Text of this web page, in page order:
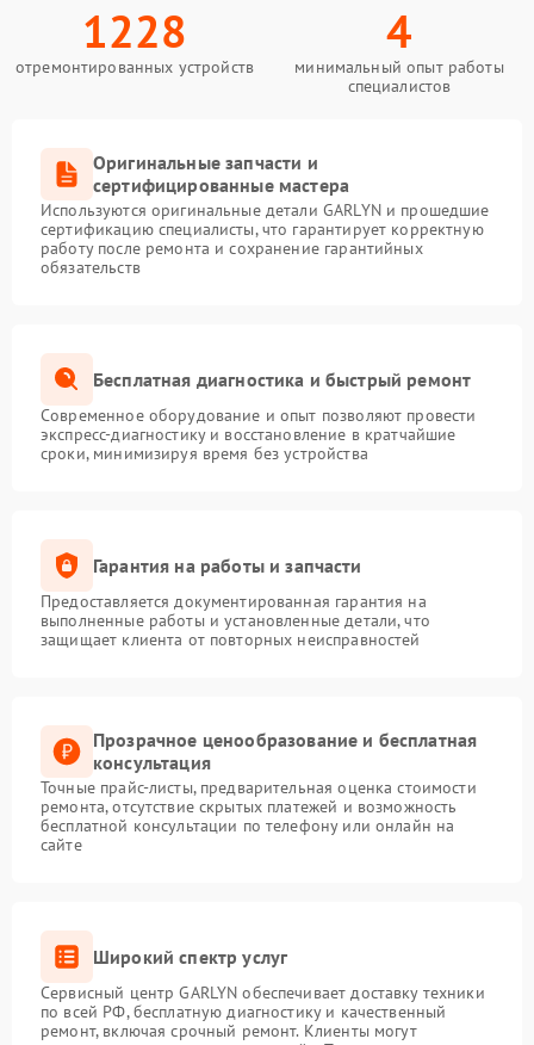
1228
отремонтированных устройств
4
минимальный опыт работы
специалистов
Оригинальные запчасти и
сертифицированные мастера
Используются оригинальные детали GARLYN и прошедшие
сертификацию специалисты, что гарантирует корректную
работу после ремонта и сохранение гарантийных
обязательств
Бесплатная диагностика и быстрый ремонт
Современное оборудование и опыт позволяют провести
экспресс-диагностику и восстановление в кратчайшие
сроки, минимизируя время без устройства
Гарантия на работы и запчасти
Предоставляется документированная гарантия на
выполненные работы и установленные детали, что
защищает клиента от повторных неисправностей
Прозрачное ценообразование и бесплатная
консультация
Точные прайс-листы, предварительная оценка стоимости
ремонта, отсутствие скрытых платежей и возможность
бесплатной консультации по телефону или онлайн на
сайте
Широкий спектр услуг
Сервисный центр GARLYN обеспечивает доставку техники
по всей РФ, бесплатную диагностику и качественный
ремонт, включая срочный ремонт. Клиенты могут